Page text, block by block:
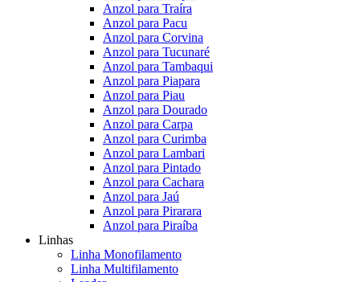
Anzol para Traíra
Anzol para Pacu
Anzol para Corvina
Anzol para Tucunaré
Anzol para Tambaqui
Anzol para Piapara
Anzol para Piau
Anzol para Dourado
Anzol para Carpa
Anzol para Curimba
Anzol para Lambari
Anzol para Pintado
Anzol para Cachara
Anzol para Jaú
Anzol para Pirarara
Anzol para Piraíba
Linhas
Linha Monofilamento
Linha Multifilamento